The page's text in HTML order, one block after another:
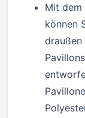
Mit dem
können